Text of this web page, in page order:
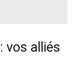
vos alliés